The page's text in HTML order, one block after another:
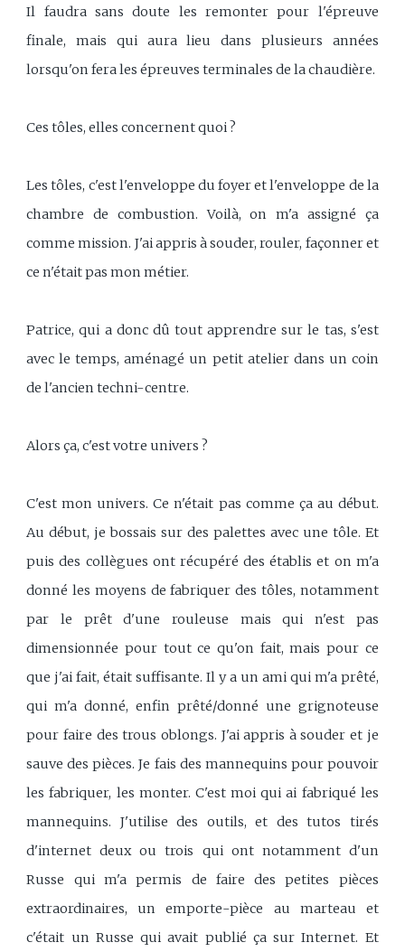
Il faudra sans doute les remonter pour l'épreuve
finale, mais qui aura lieu dans plusieurs années
lorsqu'on fera les épreuves terminales de la chaudière.
Ces tôles, elles concernent quoi ?
Les tôles, c'est l'enveloppe du foyer et l'enveloppe de la
chambre de combustion. Voilà, on m'a assigné ça
comme mission. J'ai appris à souder, rouler, façonner et
ce n'était pas mon métier.
Patrice, qui a donc dû tout apprendre sur le tas, s'est
avec le temps, aménagé un petit atelier dans un coin
de l'ancien techni-centre.
Alors ça, c'est votre univers ?
C'est mon univers. Ce n'était pas comme ça au début.
Au début, je bossais sur des palettes avec une tôle. Et
puis des collègues ont récupéré des établis et on m'a
donné les moyens de fabriquer des tôles, notamment
par le prêt d'une rouleuse mais qui n'est pas
dimensionnée pour tout ce qu'on fait, mais pour ce
que j'ai fait, était suffisante. Il y a un ami qui m'a prêté,
qui m'a donné, enfin prêté/donné une grignoteuse
pour faire des trous oblongs. J'ai appris à souder et je
sauve des pièces. Je fais des mannequins pour pouvoir
les fabriquer, les monter. C'est moi qui ai fabriqué les
mannequins. J'utilise des outils, et des tutos tirés
d'internet deux ou trois qui ont notamment d'un
Russe qui m'a permis de faire des petites pièces
extraordinaires, un emporte-pièce au marteau et
c'était un Russe qui avait publié ça sur Internet. Et